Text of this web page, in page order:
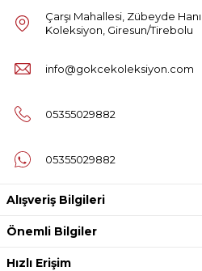
Çarşı Mahallesi, Zübeyde
Koleksiyon, Giresun/Tirebolu
info@gokcekoleksiyon.com
05355029882
05355029882
Alışveriş Bilgileri
Önemli Bilgiler
Hızlı Erişim